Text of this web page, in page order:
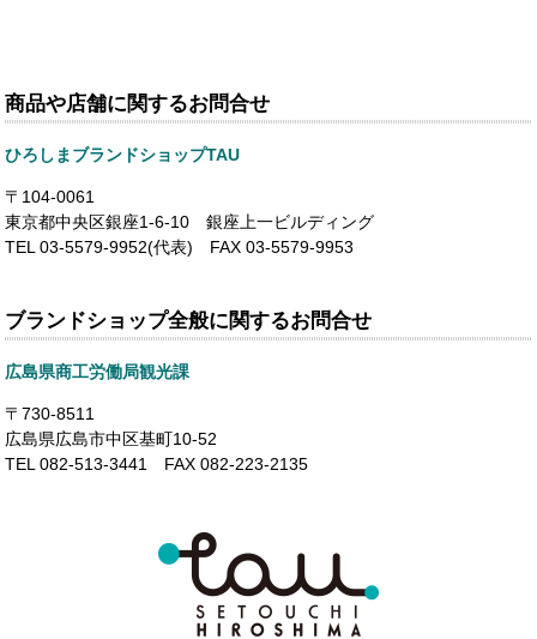
商品や店舗に関するお問合せ
ひろしまブランドショップTAU
〒104-0061
東京都中央区銀座1-6-10 銀座上一ビルディング
TEL 03-5579-9952(代表) FAX 03-5579-9953
ブランドショップ全般に関するお問合せ
広島県商工労働局観光課
〒730-8511
広島県広島市中区基町10-52
TEL 082-513-3441 FAX 082-223-2135